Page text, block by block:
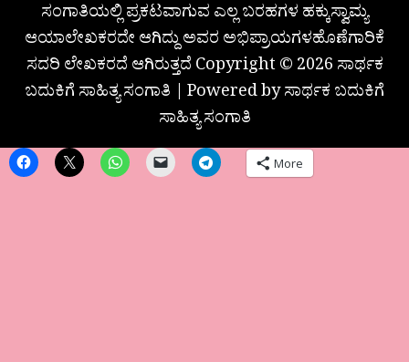
ಸಂಗಾತಿಯಲ್ಲಿ ಪ್ರಕಟವಾಗುವ ಎಲ್ಲ ಬರಹಗಳ ಹಕ್ಕುಸ್ವಾಮ್ಯ
ಆಯಾಲೇಖಕರದೇ ಆಗಿದ್ದು ಅವರ ಅಭಿಪ್ರಾಯಗಳಹೊಣೆಗಾರಿಕೆ
ಸದರಿ ಲೇಖಕರದೆ ಆಗಿರುತ್ತದೆ Copyright © 2026 ಸಾರ್ಥಕ
ಬದುಕಿಗೆ ಸಾಹಿತ್ಯ ಸಂಗಾತಿ | Powered by ಸಾರ್ಥಕ ಬದುಕಿಗೆ
ಸಾಹಿತ್ಯ ಸಂಗಾತಿ
More